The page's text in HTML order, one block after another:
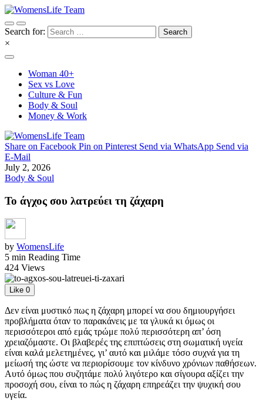
Search for:
×
Woman 40+
Sex vs Love
Culture & Fun
Body & Soul
Money & Work
Share on Facebook Pin on Pinterest Send via WhatsApp Send via
E-Mail
July 2, 2026
Body & Soul
Το άγχος σου λατρεύει τη ζάχαρη
by WomensLife
5 min Reading Time
424 Views
Like 0
Δεν είναι μυστικό πως η ζάχαρη μπορεί να σου δημιουργήσει
προβλήματα όταν το παρακάνεις με τα γλυκά κι όμως οι
περισσότεροι από εμάς τρώμε πολύ περισσότερη απ’ όση
χρειαζόμαστε. Οι βλαβερές της επιπτώσεις στη σωματική υγεία
είναι καλά μελετημένες, γι’ αυτό και μιλάμε τόσο συχνά για τη
μείωσή της ώστε να περιορίσουμε τον κίνδυνο χρόνιων παθήσεων.
Αυτό όμως που συζητάμε πολύ λιγότερο και σίγουρα αξίζει την
προσοχή σου, είναι το πώς η ζάχαρη επηρεάζει την ψυχική σου
υγεία.